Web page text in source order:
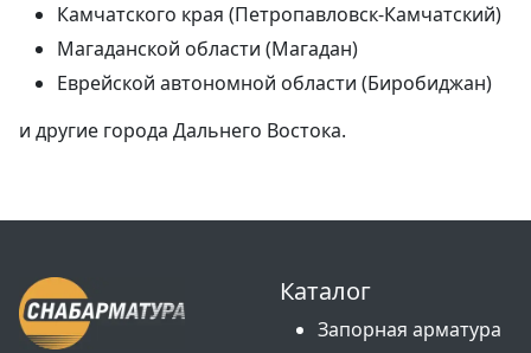
Камчатского края (Петропавловск-Камчатский)
Магаданской области (Магадан)
Еврейской автономной области (Биробиджан)
и другие города Дальнего Востока.
Каталог
Запорная арматура